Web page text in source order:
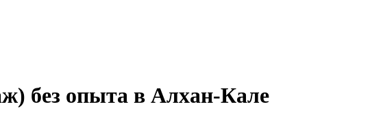
без опыта в Алхан-Кале